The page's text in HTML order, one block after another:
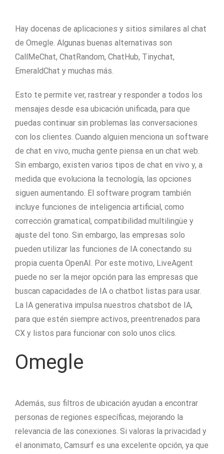
Hay docenas de aplicaciones y sitios similares al chat
de Omegle. Algunas buenas alternativas son
CallMeChat, ChatRandom, ChatHub, Tinychat,
EmeraldChat y muchas más.
Esto te permite ver, rastrear y responder a todos los
mensajes desde esa ubicación unificada, para que
puedas continuar sin problemas las conversaciones
con los clientes. Cuando alguien menciona un software
de chat en vivo, mucha gente piensa en un chat web.
Sin embargo, existen varios tipos de chat en vivo y, a
medida que evoluciona la tecnología, las opciones
siguen aumentando. El software program también
incluye funciones de inteligencia artificial, como
corrección gramatical, compatibilidad multilingüe y
ajuste del tono. Sin embargo, las empresas solo
pueden utilizar las funciones de IA conectando su
propia cuenta OpenAI. Por este motivo, LiveAgent
puede no ser la mejor opción para las empresas que
buscan capacidades de IA o chatbot listas para usar.
La IA generativa impulsa nuestros chatsbot de IA,
para que estén siempre activos, preentrenados para
CX y listos para funcionar con solo unos clics.
Omegle
Además, sus filtros de ubicación ayudan a encontrar
personas de regiones específicas, mejorando la
relevancia de las conexiones. Si valoras la privacidad y
el anonimato, Camsurf es una excelente opción, ya que